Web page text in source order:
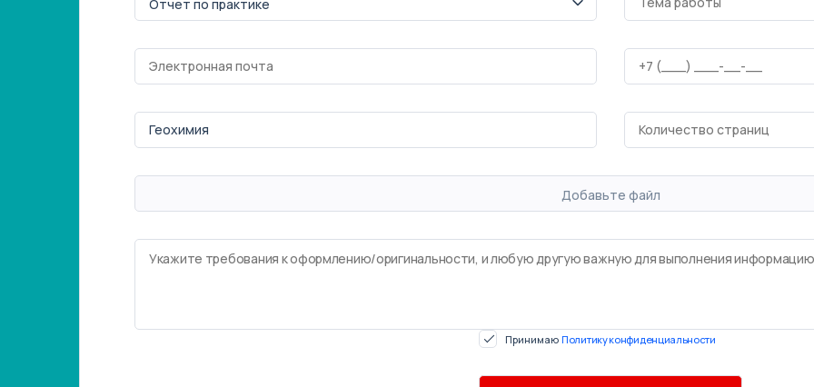
Добавьте файл
Принимаю Политику конфиденциальности